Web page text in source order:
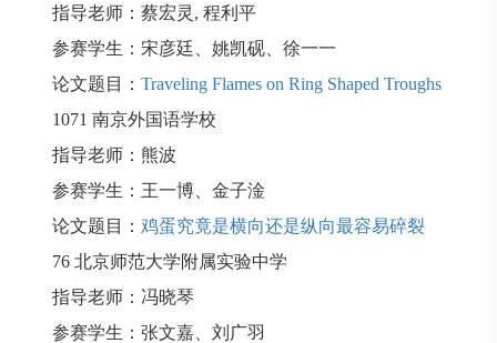
指导老师：蔡宏灵 , 程利平
参赛学生：宋彦廷、姚凯砚、徐一一
论文题目： Traveling Flames on Ring Shaped Troughs
1071 南京外国语学校
指导老师：熊波
参赛学生：王一博、金子淦
论文题目： 鸡蛋究竟是横向还是纵向最容易碎裂
76 北京师范大学附属实验中学
指导老师：冯晓琴
参赛学生：张文嘉、刘广羽